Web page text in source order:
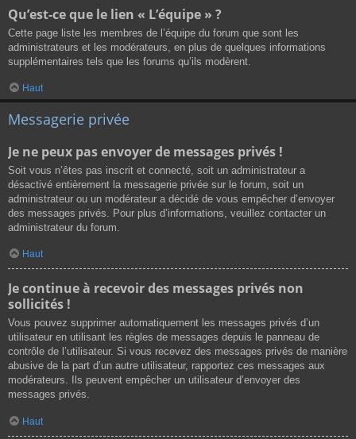
Qu’est-ce que le lien « L’équipe » ?
Cette page liste les membres de l’équipe du forum que sont les
administrateurs et les modérateurs, en plus de quelques informations
supplémentaires tels que les forums qu’ils modèrent.
Haut
Messagerie privée
Je ne peux pas envoyer de messages privés !
Soit vous n’êtes pas inscrit et connecté, soit un administrateur a
désactivé entièrement la messagerie privée sur le forum, soit un
administrateur ou un modérateur a décidé de vous empêcher d’envoyer
des messages privés. Pour plus d’informations, veuillez contacter un
administrateur du forum.
Haut
Je continue à recevoir des messages privés non
sollicités !
Vous pouvez supprimer automatiquement les messages privés d’un
utilisateur en utilisant les règles de messages depuis le panneau de
contrôle de l’utilisateur. Si vous recevez des messages privés de manière
abusive de la part d’un autre utilisateur, rapportez ces messages aux
modérateurs. Ils peuvent empêcher un utilisateur d’envoyer des
messages privés.
Haut